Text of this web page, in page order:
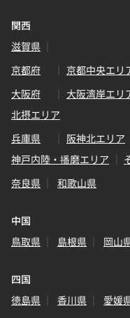
関西
滋賀県
京都府
京都中央エリ
大阪府
大阪湾岸エリ
北摂エリア
兵庫県
阪神北エリア
神戸内陸・播磨エリア
奈良県
和歌山県
中国
鳥取県
島根県 岡山
四国
徳島県
香川県 愛媛